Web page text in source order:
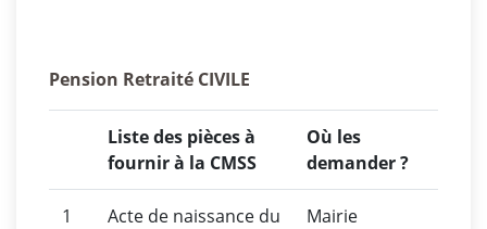
Pension Retraité CIVILE
Liste des pièces à
fournir à la CMSS
Où les
demander ?
1
Acte de naissance du
Mairie